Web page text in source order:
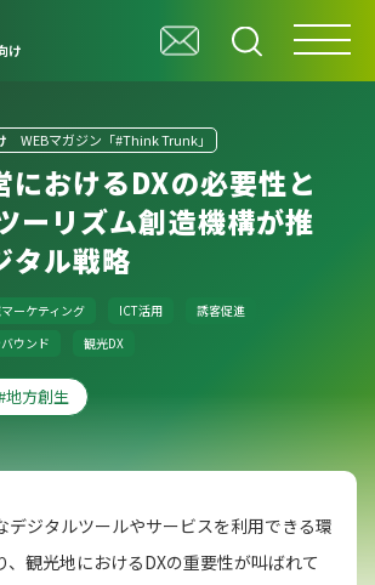
け
WEBマガジン「#Think Trunk」
におけるDXの必要性と
ーリズム創造機構が推
タル戦略
ーケティング ICT活用
誘客促進
ウンド
観光DX
地方創生
デジタルツールやサービスを利用できる環
、観光地におけるDXの重要性が叫ばれて